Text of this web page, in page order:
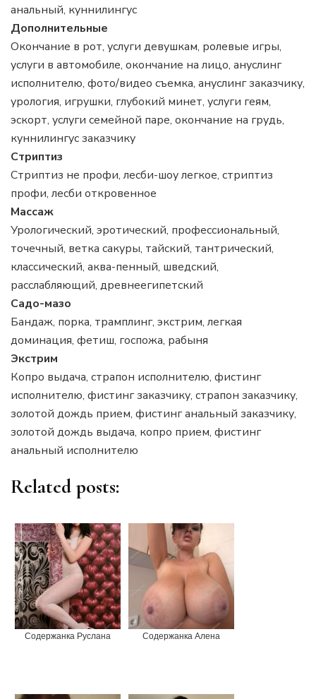
анальный, куннилингус
Дополнительные
Окончание в рот, услуги девушкам, ролевые игры,
услуги в автомобиле, окончание на лицо, ануслинг
исполнителю, фото/видео съемка, ануслинг заказчику,
урология, игрушки, глубокий минет, услуги геям,
эскорт, услуги семейной паре, окончание на грудь,
куннилингус заказчику
Стриптиз
Стриптиз не профи, лесби-шоу легкое, стриптиз
профи, лесби откровенное
Массаж
Урологический, эротический, профессиональный,
точечный, ветка сакуры, тайский, тантрический,
классический, аква-пенный, шведский,
расслабляющий, древнеегипетский
Садо-мазо
Бандаж, порка, трамплинг, экстрим, легкая
доминация, фетиш, госпожа, рабыня
Экстрим
Копро выдача, страпон исполнителю, фистинг
исполнителю, фистинг заказчику, страпон заказчику,
золотой дождь прием, фистинг анальный заказчику,
золотой дождь выдача, копро прием, фистинг
анальный исполнителю
Related posts:
Содержанка Руслана Содержанка Алена